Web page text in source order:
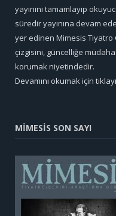
yayınını tamamlayıp
süredir yayınına devam
yer edinen Mimesis Tiyatro
çizgisini, güncelliğe
korumak niyetindedir.
Devamını okumak için
MİMESİS SON SAYI